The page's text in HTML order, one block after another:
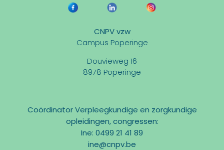
CNPV vzw
Campus Poperinge
Douvieweg 16
8978 Poperinge
Coördinator Verpleegkundige en zorgkundige
opleidingen, congressen:
Ine: 0499 21 41 89
ine@cnpv.be